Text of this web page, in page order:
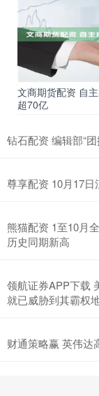
文商期货配资 自
超70亿
钻石配资 编辑部“
尊享配资 10月17
熊猫配资 1至10月
历史同期新高
领航证券APP下载
就已威胁到其霸权
财通策略赢 英伟达